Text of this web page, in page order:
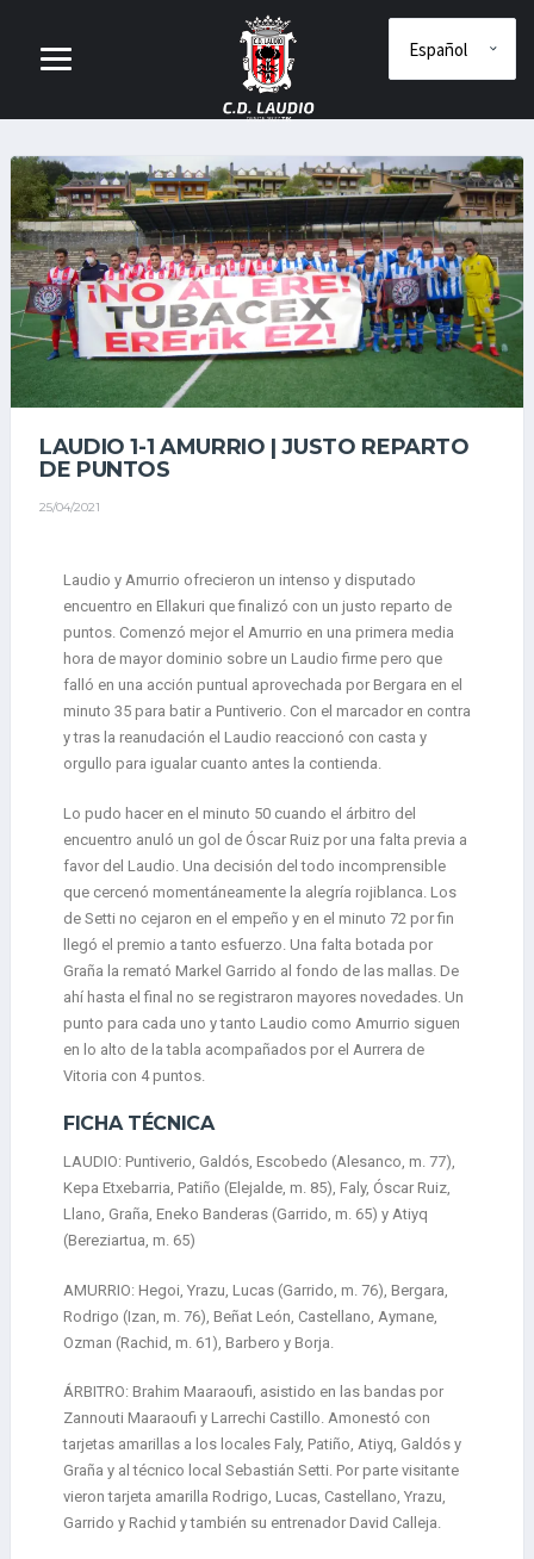
LAUDIO 1-1 AMURRIO | JUSTO REPARTO
DE PUNTOS
25/04/2021
Laudio y Amurrio ofrecieron un intenso y disputado
encuentro en Ellakuri que finalizó con un justo reparto de
puntos. Comenzó mejor el Amurrio en una primera media
hora de mayor dominio sobre un Laudio firme pero que
falló en una acción puntual aprovechada por Bergara en el
minuto 35 para batir a Puntiverio. Con el marcador en contra
y tras la reanudación el Laudio reaccionó con casta y
orgullo para igualar cuanto antes la contienda.
Lo pudo hacer en el minuto 50 cuando el árbitro del
encuentro anuló un gol de Óscar Ruiz por una falta previa a
favor del Laudio. Una decisión del todo incomprensible
que cercenó momentáneamente la alegría rojiblanca. Los
de Setti no cejaron en el empeño y en el minuto 72 por fin
llegó el premio a tanto esfuerzo. Una falta botada por
Graña la remató Markel Garrido al fondo de las mallas. De
ahí hasta el final no se registraron mayores novedades. Un
punto para cada uno y tanto Laudio como Amurrio siguen
en lo alto de la tabla acompañados por el Aurrera de
Vitoria con 4 puntos.
FICHA TÉCNICA
LAUDIO: Puntiverio, Galdós, Escobedo (Alesanco, m. 77),
Kepa Etxebarria, Patiño (Elejalde, m. 85), Faly, Óscar Ruiz,
Llano, Graña, Eneko Banderas (Garrido, m. 65) y Atiyq
(Bereziartua, m. 65)
AMURRIO: Hegoi, Yrazu, Lucas (Garrido, m. 76), Bergara,
Rodrigo (Izan, m. 76), Beñat León, Castellano, Aymane,
Ozman (Rachid, m. 61), Barbero y Borja.
ÁRBITRO: Brahim Maaraoufi, asistido en las bandas por
Zannouti Maaraoufi y Larrechi Castillo. Amonestó con
tarjetas amarillas a los locales Faly, Patiño, Atiyq, Galdós y
Graña y al técnico local Sebastián Setti. Por parte visitante
vieron tarjeta amarilla Rodrigo, Lucas, Castellano, Yrazu,
Garrido y Rachid y también su entrenador David Calleja.